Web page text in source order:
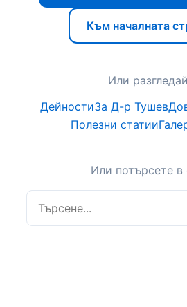
Към началната
Или
ДейностиЗа Д-р Тушев
Полезни статии
Или потърсете в
Търсене: